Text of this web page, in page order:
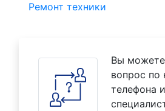
Ремонт техники
Вы
вопрос по
телефона